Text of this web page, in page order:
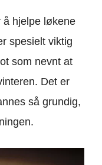
å hjelpe løkene
spesielt viktig
som nevnt at
Det er
så grundig,